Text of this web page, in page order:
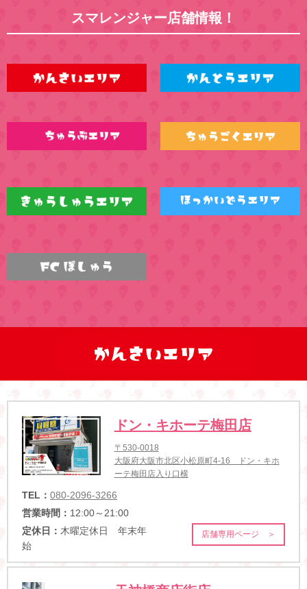
スマレンジャー店舗情報！
ドン・キホーテ梅田店
〒530-0018
大阪府大阪市北区小松原町4-16 ドン・キホ
ーテ梅田店入り口横
TEL： 080-2096-3266
営業時間： 12:00～21:00
定休日： 木曜定休日 年末年
始
店舗専用ページ ＞